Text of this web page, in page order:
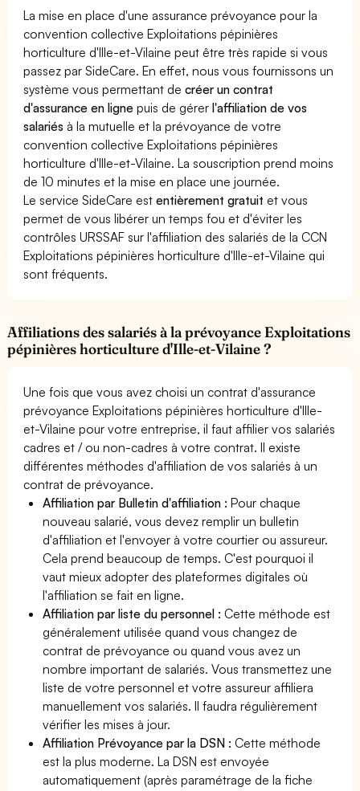
La mise en place d'une assurance prévoyance pour la
convention collective Exploitations pépinières
horticulture d'Ille-et-Vilaine peut être très rapide si vous
passez par SideCare. En effet, nous vous fournissons un
système vous permettant decréer un contrat
d'assurance en ligne puis de gérerl'affiliation de vos
salariés à la mutuelle et la prévoyance de votre
convention collective Exploitations pépinières
horticulture d'Ille-et-Vilaine. La souscription prend moins
de 10 minutes et la mise en place une journée.
Le service SideCare estentièrement gratuit et vous
permet de vous libérer un temps fou et d'éviter les
contrôles URSSAF sur l'affiliation des salariés de la CCN
Exploitations pépinières horticulture d'Ille-et-Vilaine qui
sont fréquents.
Affiliations des salariés à la prévoyance Exploitations
pépinières horticulture d'Ille-et-Vilaine ?
Une fois que vous avez choisi un contrat d'assurance
prévoyance Exploitations pépinières horticulture d'Ille-
et-Vilaine pour votre entreprise, il faut affilier vos salariés
cadres et / ou non-cadres à votre contrat. Il existe
différentes méthodes d'affiliation de vos salariés à un
contrat de prévoyance.
Affiliation par Bulletin d'affiliation : Pour chaque
nouveau salarié, vous devez remplir un bulletin
d'affiliation et l'envoyer à votre courtier ou assureur.
Cela prend beaucoup de temps. C'est pourquoi il
vaut mieux adopter des plateformes digitales où
l'affiliation se fait en ligne.
Affiliation par liste du personnel : Cette méthode est
généralement utilisée quand vous changez de
contrat de prévoyance ou quand vous avez un
nombre important de salariés. Vous transmettez une
liste de votre personnel et votre assureur affiliera
manuellement vos salariés. Il faudra régulièrement
vérifier les mises à jour.
Affiliation Prévoyance par la DSN : Cette méthode
est la plus moderne. La DSN est envoyée
automatiquement (après paramétrage de la fiche